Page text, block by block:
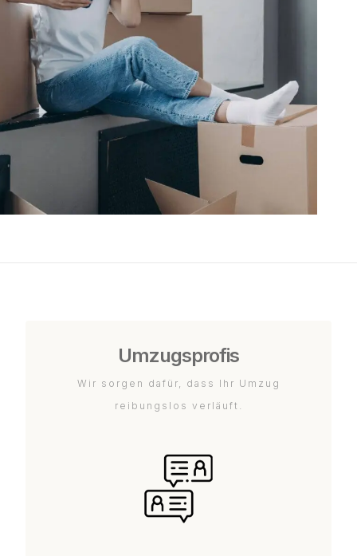
Umzugsprofis
Wir sorgen dafür, dass Ihr Umzug
reibungslos verläuft.